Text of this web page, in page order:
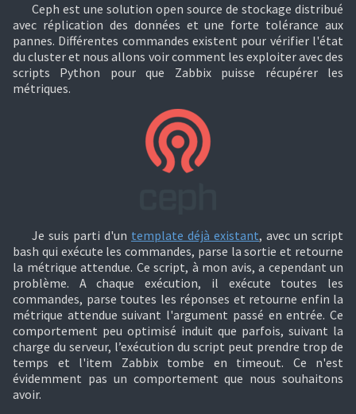
Ceph est une solution open source de stockage distribué
avec réplication des données et une forte tolérance aux
pannes. Différentes commandes existent pour vérifier l'état
du cluster et nous allons voir comment les exploiter avec des
scripts Python pour que Zabbix puisse récupérer les
métriques.
Je suis parti d'un template déjà existant, avec un script
bash qui exécute les commandes, parse la sortie et retourne
la métrique attendue. Ce script, à mon avis, a cependant un
problème. A chaque exécution, il exécute toutes les
commandes, parse toutes les réponses et retourne enfin la
métrique attendue suivant l'argument passé en entrée. Ce
comportement peu optimisé induit que parfois, suivant la
charge du serveur, l’exécution du script peut prendre trop de
temps et l'item Zabbix tombe en timeout. Ce n'est
évidemment pas un comportement que nous souhaitons
avoir.